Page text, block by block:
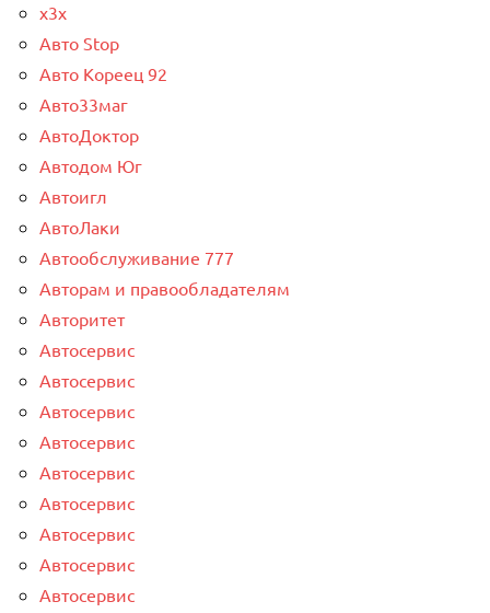
x3x
Авто Stop
Авто Кореец 92
Авто33маг
АвтоДоктор
Автодом Юг
Автоигл
АвтоЛаки
Автообслуживание 777
Авторам и правообладателям
Авторитет
Автосервис
Автосервис
Автосервис
Автосервис
Автосервис
Автосервис
Автосервис
Автосервис
Автосервис